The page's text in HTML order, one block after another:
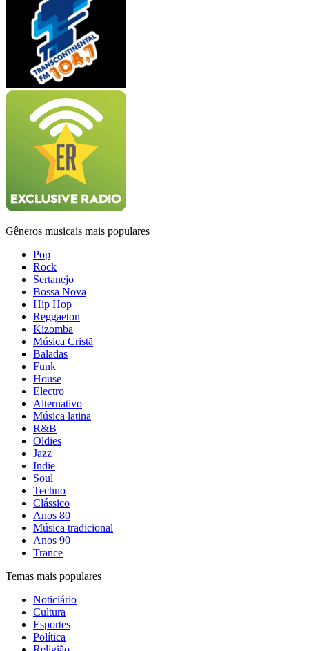
Gêneros musicais mais populares
Pop
Rock
Sertanejo
Bossa Nova
Hip Hop
Reggaeton
Kizomba
Música Cristã
Baladas
Funk
House
Electro
Alternativo
Música latina
R&B
Oldies
Jazz
Indie
Soul
Techno
Clássico
Anos 80
Música tradicional
Anos 90
Trance
Temas mais populares
Noticiário
Cultura
Esportes
Política